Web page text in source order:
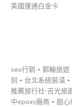
美國運通白金卡
seo行銷 ‧郵輪旅遊
刻 ‧ 台北系統裝潢 ‧
推薦旅行社-吉光旅
中epoxy廠商 ‧甜心